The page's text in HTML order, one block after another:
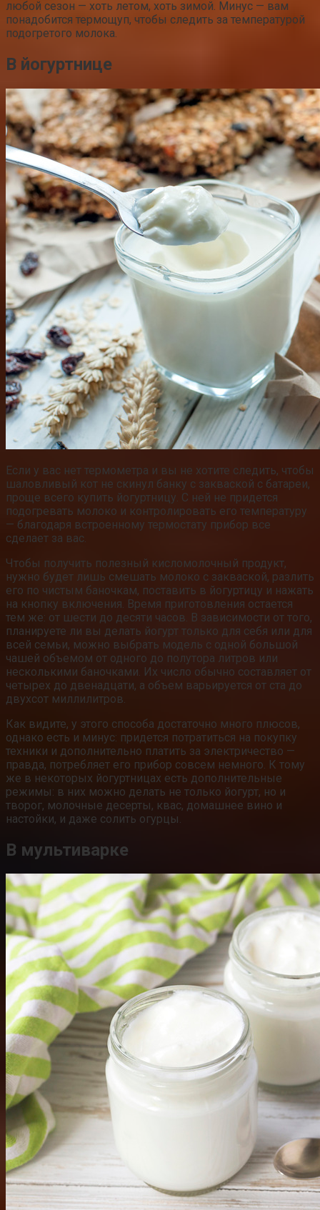
любой сезон — хоть летом, хоть зимой. Минус — вам
понадобится термощуп, чтобы следить за температурой
подогретого молока.
В йогуртнице
Если у вас нет термометра и вы не хотите следить, чтобы
шаловливый кот не скинул банку с закваской с батареи,
проще всего купить йогуртницу. С ней не придется
подогревать молоко и контролировать его температуру
— благодаря встроенному термостату прибор все
сделает за вас.
Чтобы получить полезный кисломолочный продукт,
нужно будет лишь смешать молоко с закваской, разлить
его по чистым баночкам, поставить в йогуртицу и нажать
на кнопку включения. Время приготовления остается
тем же: от шести до десяти часов. В зависимости от того,
планируете ли вы делать йогурт только для себя или для
всей семьи, можно выбрать модель с одной большой
чашей объемом от одного до полутора литров или
несколькими баночками. Их число обычно составляет от
четырех до двенадцати, а объем варьируется от ста до
двухсот миллилитров.
Как видите, у этого способа достаточно много плюсов,
однако есть и минус: придется потратиться на покупку
техники и дополнительно платить за электричество —
правда, потребляет его прибор совсем немного. К тому
же в некоторых йогуртницах есть дополнительные
режимы: в них можно делать не только йогурт, но и
творог, молочные десерты, квас, домашнее вино и
настойки, и даже солить огурцы.
В мультиварке